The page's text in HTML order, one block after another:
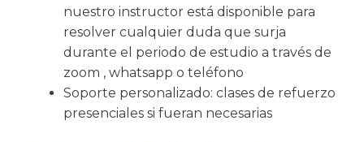
nuestro instructor está disponible para
resolver cualquier duda que surja
durante el periodo de estudio a través de
zoom , whatsapp o teléfono
Soporte personalizado: clases de refuerzo
presenciales si fueran necesarias